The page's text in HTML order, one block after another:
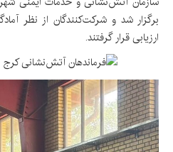
برگزار شد و شرکت‌کنندگان از نظر
ارزیابی قرار گرفتند.